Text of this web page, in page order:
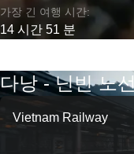
가장 긴 여행 시간:
14 시간 51 분
다낭 - 닌빈 노
Vietnam Railway